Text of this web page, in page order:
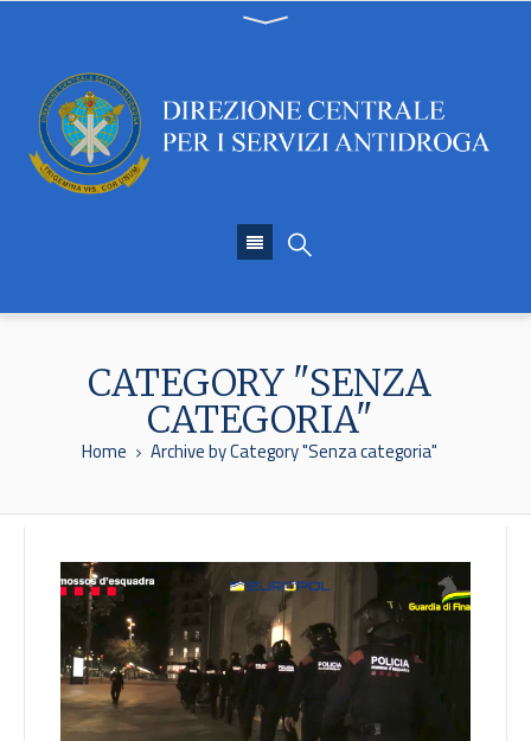
CATEGORY "SENZA
CATEGORIA"
Home Archive by Category "Senza categoria"